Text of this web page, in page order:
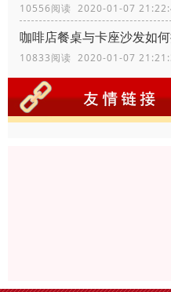
10556阅读 2020-01-07
咖啡店餐桌与卡座沙发如
10833阅读 2020-01-07